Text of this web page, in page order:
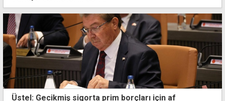
Üstel: Gecikmiş sigorta prim borçları için af